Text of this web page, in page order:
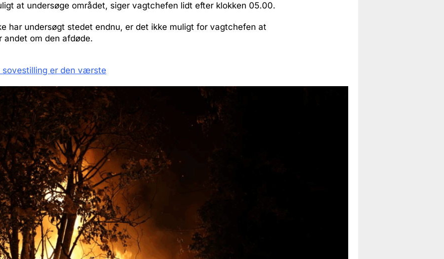
at undersøge området, siger vagtchefen lidt efter klokken 05.00.
har undersøgt stedet endnu, er det ikke muligt for vagtchefen at
andet om den afdøde.
sovestilling er den værste